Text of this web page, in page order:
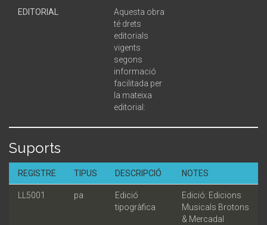
EDITORIAL
Aquesta obra
té drets
editorials
vigents
segons
informació
facilitada per
la mateixa
editorial:
Suports
REGISTRE TIPUS DESCRIPCIÓ NOTES
LL5001 pa
Edició
tipogràfica
Edició: Edicions
Musicals Brotons
& Mercadal